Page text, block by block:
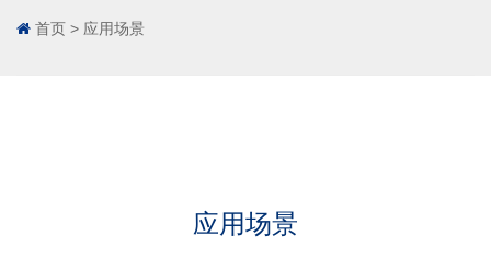
首页 > 应用场景
应用场景